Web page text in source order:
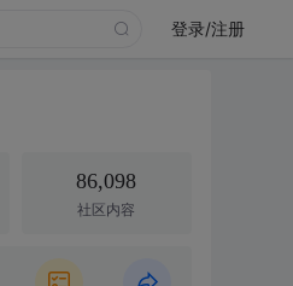
登录/注册
86,098
社区内容